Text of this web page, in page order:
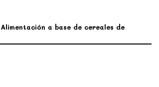
a base de cereales de